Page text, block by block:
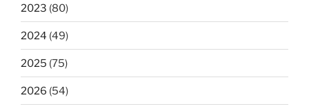
2023 (80)
2024 (49)
2025 (75)
2026 (54)